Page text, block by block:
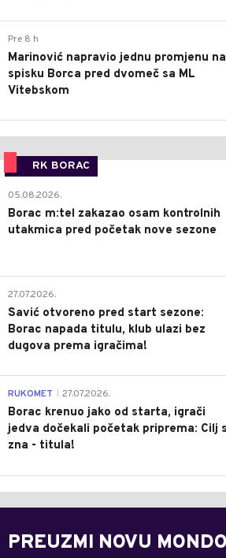
Pre 8 h
Marinović napravio jednu promjenu na
spisku Borca pred dvomeč sa ML
Vitebskom
RK BORAC
05.08.2026.
Borac m:tel zakazao osam kontrolnih
utakmica pred početak nove sezone
27.07.2026.
Savić otvoreno pred start sezone:
Borac napada titulu, klub ulazi bez
dugova prema igračima!
RUKOMET 27.07.2026.
Borac krenuo jako od starta, igrači
jedva dočekali početak priprema: Cilj
zna - titula!
PREUZMI NOVU